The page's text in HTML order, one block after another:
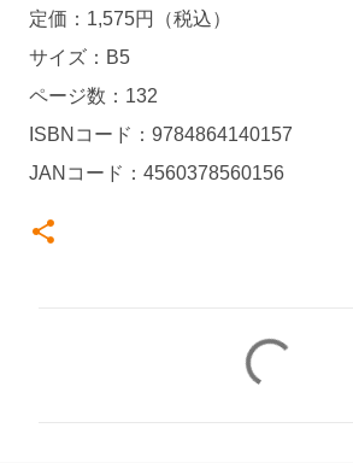
定価：1,575円（税込）
サイズ：B5
ページ数：132
ISBNコード：9784864140157
JANコード：4560378560156